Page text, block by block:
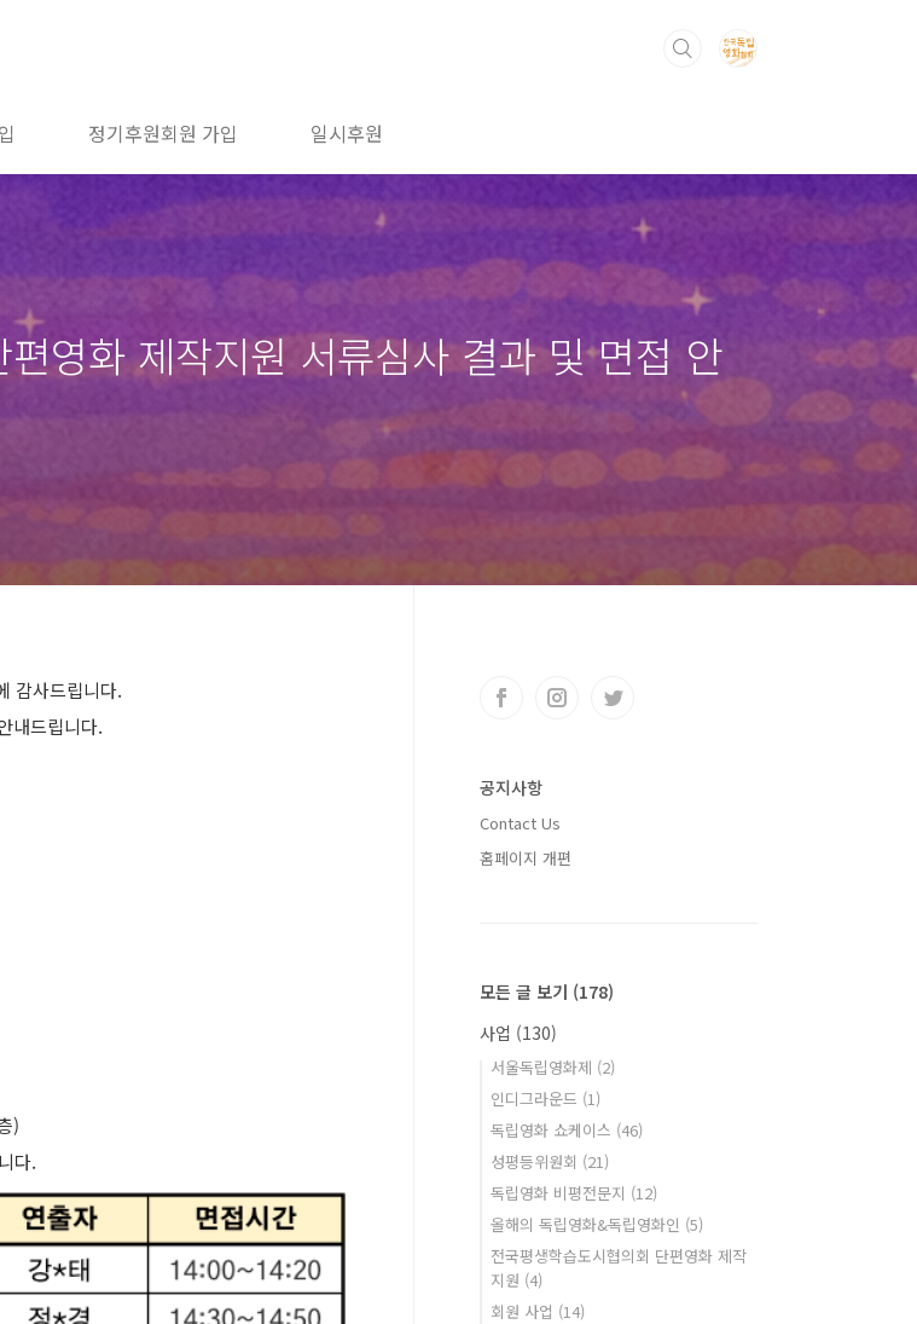
정기후원회원 가입 일시후원
영화 제작지원 서류심사 결과 및 면접 안
감사드립니다.
내드립니다.
)
다.
공지사항
Contact Us
홈페이지 개편
모든 글 보기 (178)
사업 (130)
서울독립영화제 (2)
인디그라운드 (1)
독립영화 쇼케이스 (46)
성평등위원회 (21)
독립영화 비평전문지 (12)
올해의 독립영화&독립영화인 (5)
전국평생학습도시협의회 단편영화 제작
지원 (4)
회원 사업 (14)